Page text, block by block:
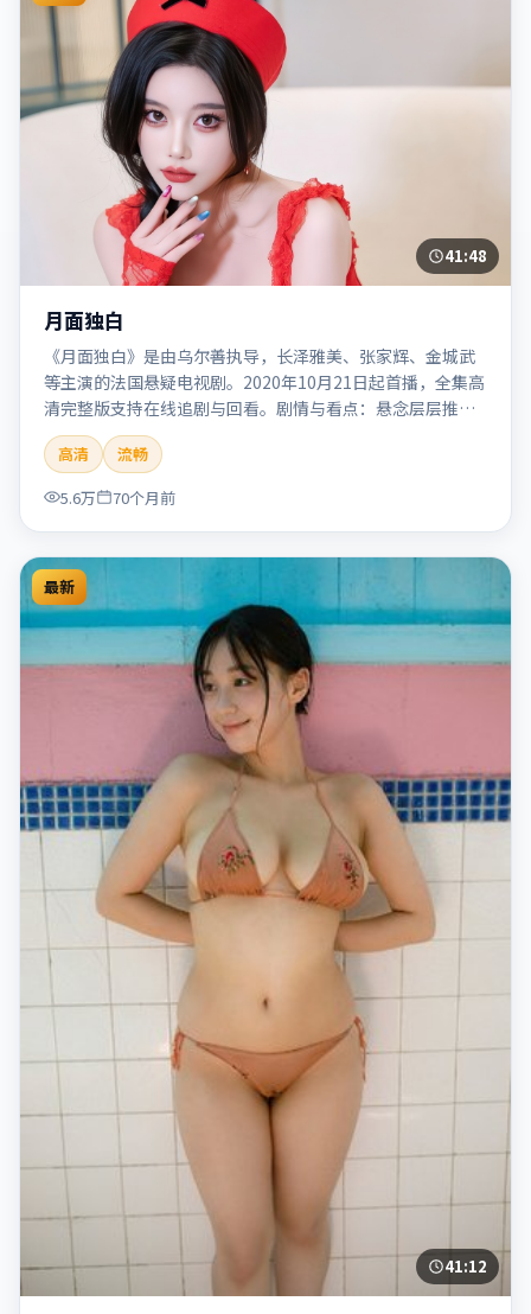
41:48
月面独白
《月面独白》是由乌尔善执导，长泽雅美、张家辉、金城武
等主演的法国悬疑电视剧。2020年10月21日起首播，全集高
清完整版支持在线追剧与回看。剧情与看点：悬念层层推
进，线索相互勾连，结局出人意料，适合推理爱好者。本片
适合检索「月面独白」「乌尔善」「悬疑」「法国」
「2020」「2020-10-21上映」等关键词的影迷阅读简介与主
创信息。
高清
流畅
5.6万
70个月前
最新
41:12